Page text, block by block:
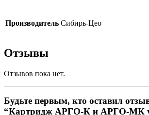
Производитель Сибирь-Цео
Отзывы
Отзывов пока нет.
Будьте первым, кто оставил
“Картридж АРГО-К и АРГО-МК